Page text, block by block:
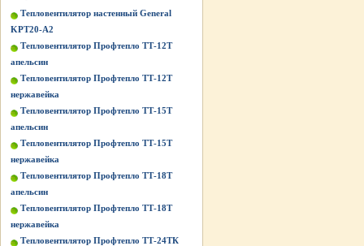
Тепловентилятор настенный General
KPT20-A2
Тепловентилятор Профтепло ТТ-12Т
апельсин
Тепловентилятор Профтепло ТТ-12Т
нержавейка
Тепловентилятор Профтепло ТТ-15Т
апельсин
Тепловентилятор Профтепло ТТ-15Т
нержавейка
Тепловентилятор Профтепло ТТ-18Т
апельсин
Тепловентилятор Профтепло ТТ-18Т
нержавейка
Тепловентилятор Профтепло ТТ-24ТК